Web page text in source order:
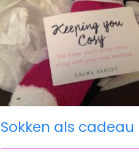
Sokken als cadeau